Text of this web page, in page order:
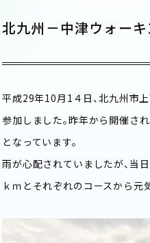
北九州－中津ウォー
平成29年10月1４日、北九州市
参加しました。昨年から開催さ
となっています。
雨が心配されていましたが、当
ｋｍとそれぞれのコースから元